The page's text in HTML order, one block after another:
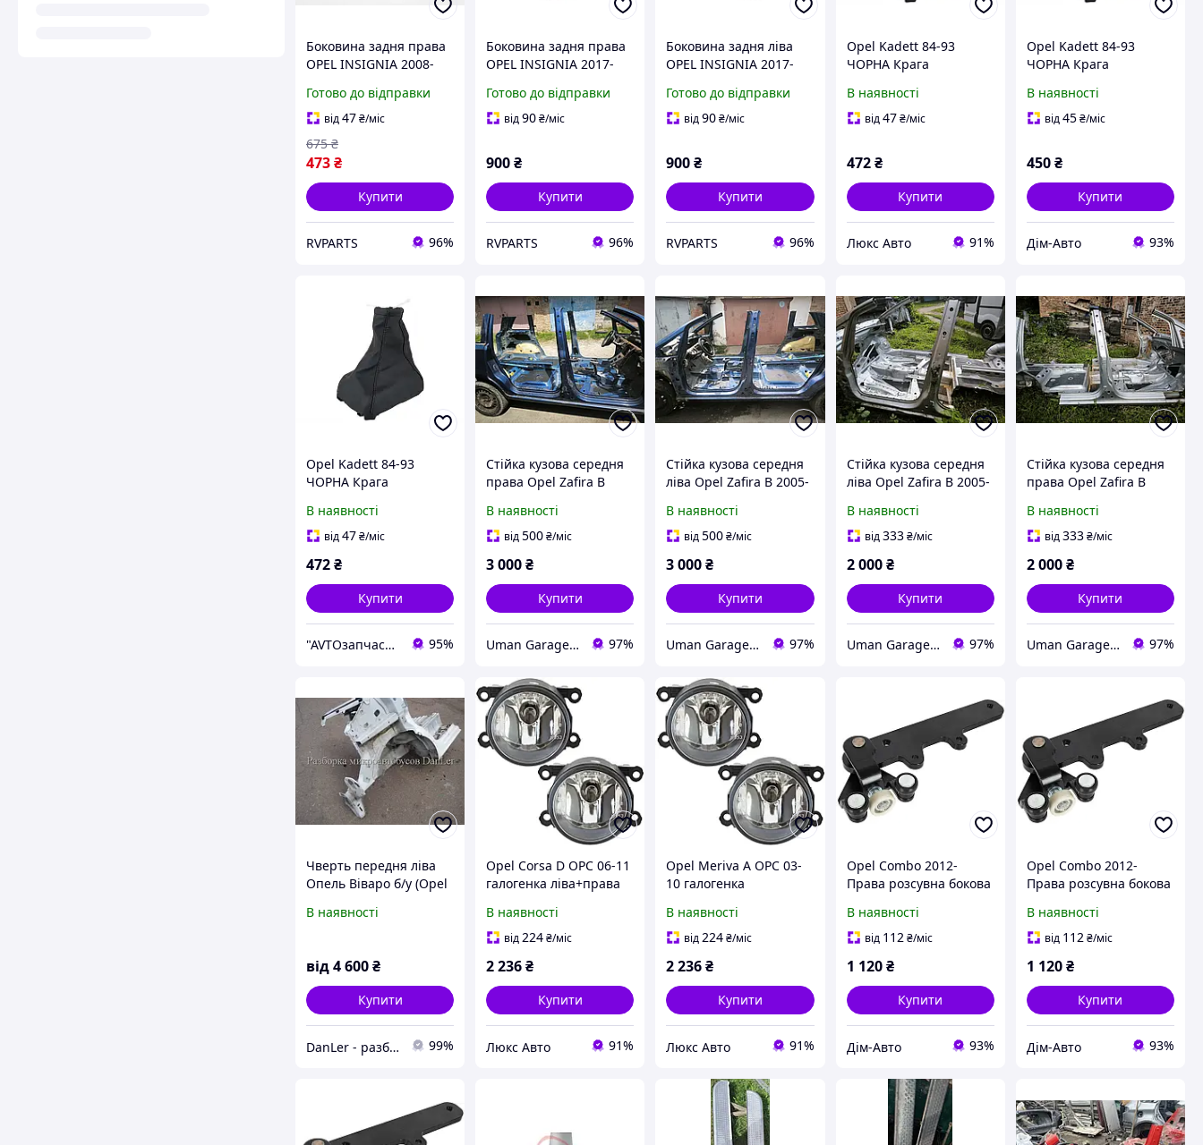
Боковина задня права
OPEL INSIGNIA 2008-
Готово до відправки
від47₴/міс
473₴
675 ₴
Купити
RVPARTS 96%
Боковина задня права
OPEL INSIGNIA 2017-
Готово до відправки
від90₴/міс
900₴
Купити
RVPARTS 96%
Боковина задня ліва
OPEL INSIGNIA 2017-
Готово до відправки
від90₴/міс
900₴
Купити
RVPARTS 96%
Opel Kadett 84-93
ЧОРНА Крага
В наявності
від47 ₴/міс
472 ₴
Купити
Люкс Авто 91%
Opel Kadett 84-93
ЧОРНА Крага
В наявності
від45₴/міс
450₴
Купити
Дім-Авто 93%
Opel Kadett 84-93
ЧОРНА Крага
В наявності
від47₴/міс
472₴
Купити
"AVTOзапчастини" Інтернет магазин автозапчастин та аксесуарів 95%
Стійка кузова середня
права Opel Zafira B
В наявності
від500₴/міс
3 000₴
Купити
Uman Garage 0667838903 97%
Стійка кузова середня
ліва Opel Zafira B 2005-
В наявності
від500₴/міс
3 000₴
Купити
Uman Garage 0667838903 97%
Стійка кузова середня
ліва Opel Zafira B 2005-
В наявності
від333 ₴/міс
2 000 ₴
Купити
Uman Garage 0667838903 97%
Стійка кузова середня
права Opel Zafira B
В наявності
від333₴/міс
2 000₴
Купити
Uman Garage 0667838903 97%
Чверть передня ліва
Опель Віваро б/у (Opel
В наявності
від4 600₴
Купити
DanLer - разборка бусов (Трафик/Виваро/Вито/Т4/Спринтер/ЛТ) 99%
Opel Corsa D OPC 06-11
галогенка ліва+права
В наявності
від224₴/міс
2 236₴
Купити
Люкс Авто 91%
Opel Meriva A OPC 03-
10 галогенка
2шт.комплект
В наявності
від224₴/міс
2 236₴
Купити
Люкс Авто 91%
Opel Combo 2012-
Права розсувна бокова
В наявності
від 112 ₴/міс
1 120 ₴
Купити
Дім-Авто 93%
Opel Combo 2012-
Права розсувна бокова
В наявності
від 112₴/міс
1 120₴
Купити
Дім-Авто 93%